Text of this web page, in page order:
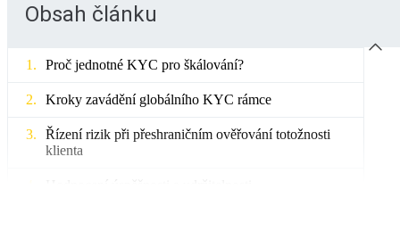
Obsah článku
Proč jednotné KYC pro škálování?
Kroky zavádění globálního KYC rámce
Řízení rizik při přeshraničním ověřování totožnosti
klienta